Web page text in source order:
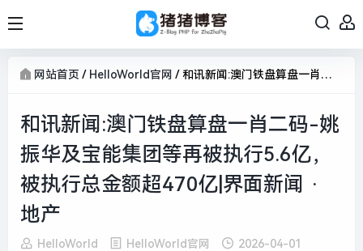
网站首页 / HelloWorld官网 / 和讯新闻:澳门铁盘算盘一肖二码-姚振华及宝能集团等再被执行5.6亿，被执行总金额超470亿|界面新闻 · 地产
和讯新闻:澳门铁盘算盘一肖二码-姚
振华及宝能集团等再被执行5.6亿，
被执行总金额超470亿|界面新闻 ·
地产
HelloWorld HelloWorld官网 2026-04-01